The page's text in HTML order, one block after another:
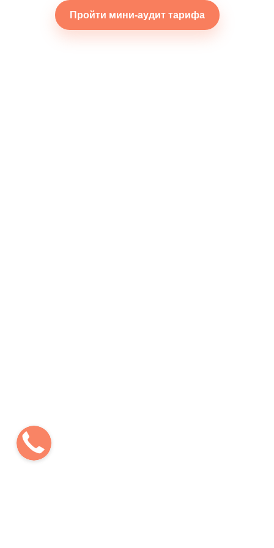
Пройти мини-аудит тарифа